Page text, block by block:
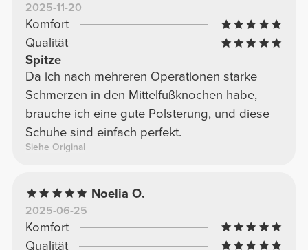
2025-11-20
Komfort
Qualität
Spitze
Da ich nach mehreren Operationen starke
Schmerzen in den Mittelfußknochen habe,
brauche ich eine gute Polsterung, und diese
Schuhe sind einfach perfekt.
Siehe Original
Noelia O.
2025-06-25
Komfort
Qualität